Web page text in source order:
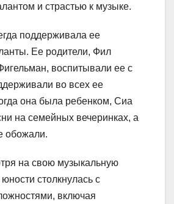
и страстью к музыке.
поддерживала ее
Ее родители, Фил
воспитывали ее с
во всех ее
она была ребенком, Сиа
на семейных вечеринках, а
обожали.
на свою музыкальную
столкнулась с
включая